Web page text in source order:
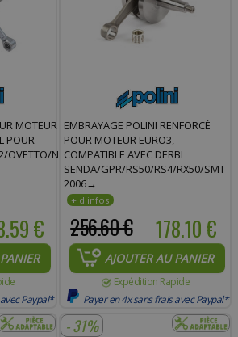
MOTEUR
POUR
OVETTO/NEOS/MACH
€
Paypal*
EMBRAYAGE POLINI RENFORCÉ
POUR MOTEUR EURO3,
COMPATIBLE AVEC DERBI
SENDA/GPR/RS50/RS4/RX50/SMT
2006→
178.10 €
256.60 €
AJOUTER AU PANIER
Expédition Rapide
Payer en 4x sans frais avec Paypal*
- 31%